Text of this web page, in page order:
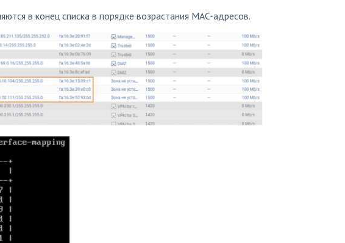
в конец списка в порядке возрастания MAC-адресов.